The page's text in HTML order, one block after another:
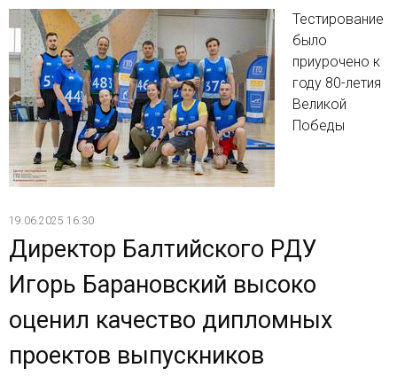
Тестирование
было
приурочено к
году 80-летия
Великой
Победы
19.06.2025 16:30
Директор Балтийского РДУ
Игорь Барановский высоко
оценил качество дипломных
проектов выпускников